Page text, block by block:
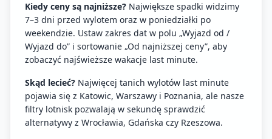
Kiedy ceny są najniższe? Największe spadki widzimy
7–3 dni przed wylotem oraz w poniedziałki po
weekendzie. Ustaw zakres dat w polu „Wyjazd od /
Wyjazd do” i sortowanie „Od najniższej ceny”, aby
zobaczyć najświeższe wakacje last minute.
Skąd lecieć? Najwięcej tanich wylotów last minute
pojawia się z Katowic, Warszawy i Poznania, ale nasze
filtry lotnisk pozwalają w sekundę sprawdzić
alternatywy z Wrocławia, Gdańska czy Rzeszowa.